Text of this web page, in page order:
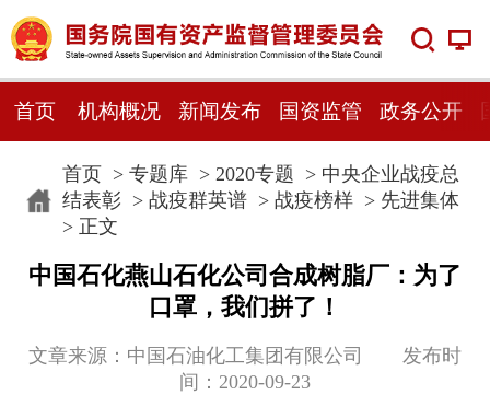
首页 机构概况 新闻发布 国资监管 政务公开
首页> 专题库> 2020专题 > 中央企业战疫总
结表彰 > 战疫群英谱> 战疫榜样> 先进集体
> 正文
中国石化燕山石化公司合成树脂厂：为了
口罩，我们拼了！
文章来源：中国石油化工集团有限公司 发布时
间：2020-09-23